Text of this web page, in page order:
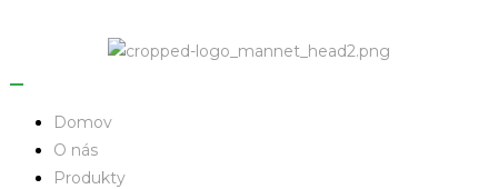
Domov
O nás
Produkty